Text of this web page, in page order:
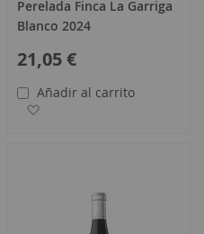
Perelada Finca La Garriga
Blanco 2024
21,05 €
Añadir al carrito